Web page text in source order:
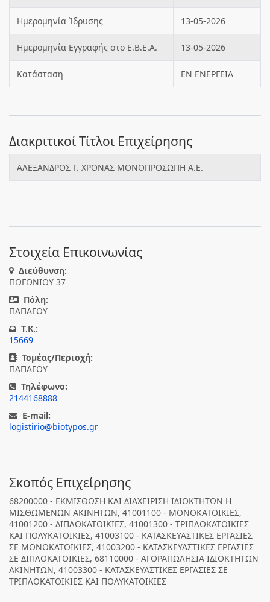
Ημερομηνία Ίδρυσης 13-05-2026
Ημερομηνία Εγγραφής στο Ε.Β.Ε.Α. 13-05-2026
Κατάσταση ΕΝ ΕΝΕΡΓΕΙΑ
Διακριτικοί Τίτλοι Επιχείρησης
ΑΛΕΞΑΝΔΡΟΣ Γ. ΧΡΟΝΑΣ ΜΟΝΟΠΡΟΣΩΠΗ Α.Ε.
Στοιχεία Επικοινωνίας
Διεύθυνση:
ΠΩΓΩΝΙΟΥ 37
Πόλη:
ΠΑΠΑΓΟΥ
T.K.:
15669
Τομέας/Περιοχή:
ΠΑΠΑΓΟΥ
Τηλέφωνο:
2144168888
E-mail:
logistirio@biotypos.gr
Σκοπός Επιχείρησης
68200000 - ΕΚΜΙΣΘΩΣΗ ΚΑΙ ΔΙΑΧΕΙΡΙΣΗ ΙΔΙΟΚΤΗΤΩΝ Η
ΜΙΣΘΩΜΕΝΩΝ ΑΚΙΝΗΤΩΝ, 41001100 - ΜΟΝΟΚΑΤΟΙΚΙΕΣ,
41001200 - ΔΙΠΛΟΚΑΤΟΙΚΙΕΣ, 41001300 - ΤΡΙΠΛΟΚΑΤΟΙΚΙΕΣ
ΚΑΙ ΠΟΛΥΚΑΤΟΙΚΙΕΣ, 41003100 - ΚΑΤΑΣΚΕΥΑΣΤΙΚΕΣ ΕΡΓΑΣΙΕΣ
ΣΕ ΜΟΝΟΚΑΤΟΙΚΙΕΣ, 41003200 - ΚΑΤΑΣΚΕΥΑΣΤΙΚΕΣ ΕΡΓΑΣΙΕΣ
ΣΕ ΔΙΠΛΟΚΑΤΟΙΚΙΕΣ, 68110000 - ΑΓΟΡΑΠΩΛΗΣΙΑ ΙΔΙΟΚΤΗΤΩΝ
ΑΚΙΝΗΤΩΝ, 41003300 - ΚΑΤΑΣΚΕΥΑΣΤΙΚΕΣ ΕΡΓΑΣΙΕΣ ΣΕ
ΤΡΙΠΛΟΚΑΤΟΙΚΙΕΣ ΚΑΙ ΠΟΛΥΚΑΤΟΙΚΙΕΣ